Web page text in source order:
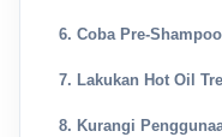
6. Coba Pre-
7. Lakukan Hot Oil
8. Kurangi